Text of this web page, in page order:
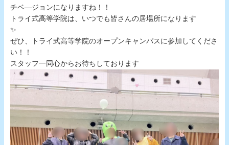
チベ―ジョンになりますね！！
トライ式高等学院は、いつでも皆さんの居場所になります
ぜひ、トライ式高等学院のオープンキャンパスに参加してくださ
い！
スタッフ一同心からお待ちしております